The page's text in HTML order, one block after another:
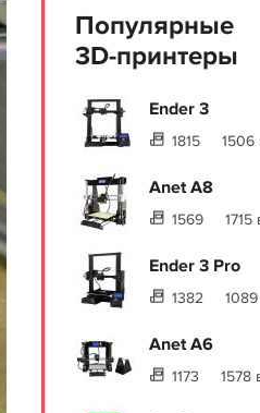
Популярные
3D-принтеры
Ender 3
1815 1506
Anet A8
1569
Ender 3 Pro
1382
Anet A6
1173 1578